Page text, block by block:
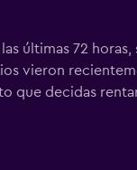
últimas 72
vieron
que decidas